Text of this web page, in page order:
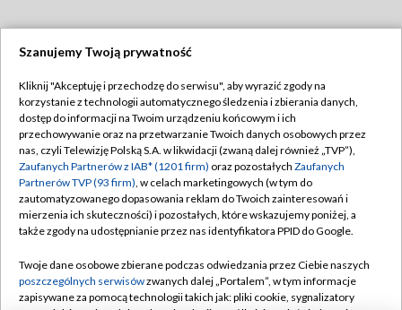
TVP
Abonament TVP
Emisja w TVP
Centrum informacji TVP
Naziemna Telewizja Cyfrowa
Rada Programowa
Regulamin TVP
Polityka prywatności
Moje zgody
Pomoc
Kontakt
Szanujemy Twoją prywatność
Kliknij "Akceptuję i przechodzę do serwisu", aby wyrazić zgody na
korzystanie z technologii automatycznego śledzenia i zbierania danych,
dostęp do informacji na Twoim urządzeniu końcowym i ich
przechowywanie oraz na przetwarzanie Twoich danych osobowych przez
nas, czyli Telewizję Polską S.A. w likwidacji (zwaną dalej również „TVP”),
Zaufanych Partnerów z IAB* (1201 firm) oraz pozostałych Zaufanych
Partnerów TVP (93 firm), w celach marketingowych (w tym do
zautomatyzowanego dopasowania reklam do Twoich zainteresowań i
mierzenia ich skuteczności) i pozostałych, które wskazujemy poniżej, a
także zgody na udostępnianie przez nas identyfikatora PPID do Google.
Twoje dane osobowe zbierane podczas odwiedzania przez Ciebie naszych
poszczególnych serwisówzwanych dalej „Portalem”, w tym informacje
zapisywane za pomocą technologii takich jak: pliki cookie, sygnalizatory